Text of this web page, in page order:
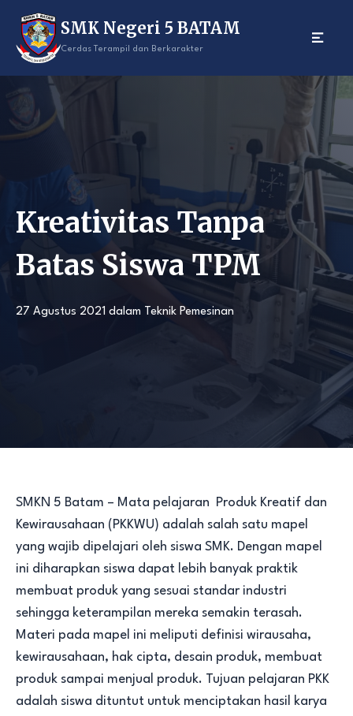
content
SMK Negeri 5 BATAM
Cerdas Terampil dan Berkarakter
Kreativitas Tanpa
Batas Siswa TPM
27 Agustus 2021 dalam Teknik Pemesinan
SMKN 5 Batam – Mata pelajaran Produk Kreatif dan
Kewirausahaan (PKKWU) adalah salah satu mapel
yang wajib dipelajari oleh siswa SMK. Dengan mapel
ini diharapkan siswa dapat lebih banyak praktik
membuat produk yang sesuai standar industri
sehingga keterampilan mereka semakin terasah.
Materi pada mapel ini meliputi definisi wirausaha,
kewirausahaan, hak cipta, desain produk, membuat
produk sampai menjual produk. Tujuan pelajaran PKK
adalah siswa dituntut untuk menciptakan hasil karya